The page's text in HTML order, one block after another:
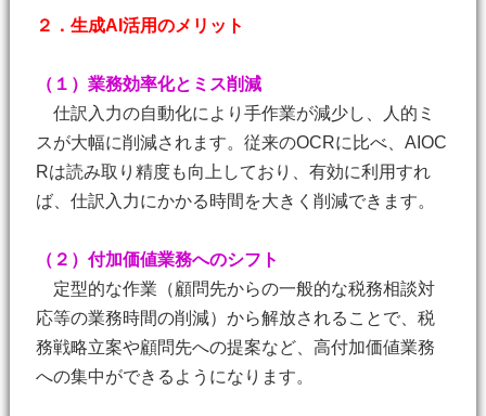
２．生成AI活用のメリット
（１）業務効率化とミス削減
仕訳入力の自動化により手作業が減少し、人的ミ
スが大幅に削減されます。従来のOCRに比べ、AIOC
Rは読み取り精度も向上しており、有効に利用すれ
ば、仕訳入力にかかる時間を大きく削減できます。
（２）付加価値業務へのシフト
定型的な作業（顧問先からの一般的な税務相談対
応等の業務時間の削減）から解放されることで、税
務戦略立案や顧問先への提案など、高付加価値業務
への集中ができるようになります。